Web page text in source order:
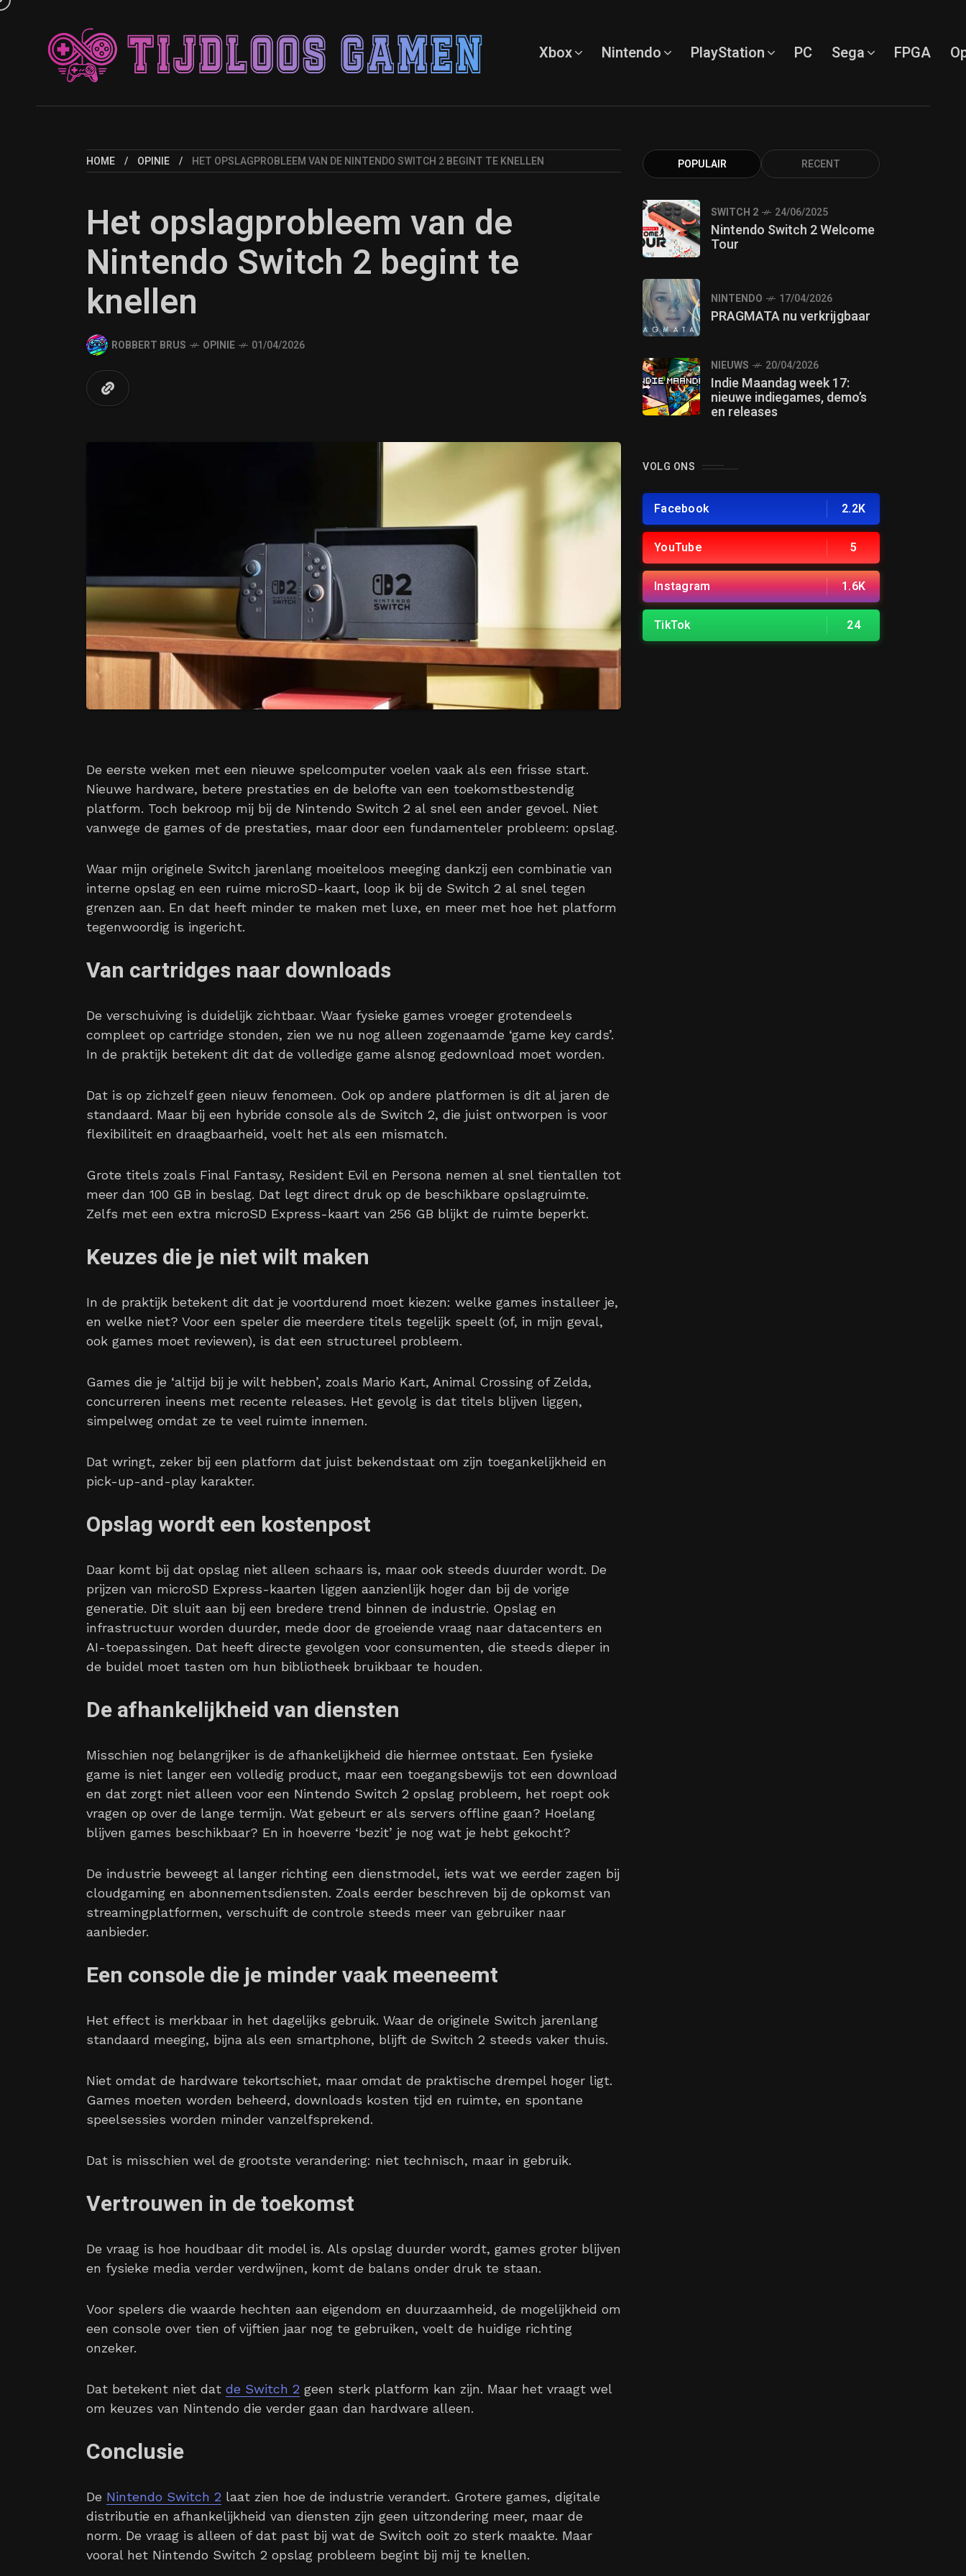
Xbox Nintendo PlayStation PC Sega FPGA
HOME OPINIE HET OPSLAGPROBLEEM VAN DE NINTENDO SWITCH 2 BEGINT TE KNELLEN
Het opslagprobleem van de
Nintendo Switch 2 begint te
knellen
ROBBERT BRUS OPINIE 01/04/2026
De eerste weken met een nieuwe spelcomputer voelen vaak als een frisse start.
Nieuwe hardware, betere prestaties en de belofte van een toekomstbestendig
platform. Toch bekroop mij bij de Nintendo Switch 2 al snel een ander gevoel. Niet
vanwege de games of de prestaties, maar door een fundamenteler probleem: opslag.
Waar mijn originele Switch jarenlang moeiteloos meeging dankzij een combinatie van
interne opslag en een ruime microSD-kaart, loop ik bij de Switch 2 al snel tegen
grenzen aan. En dat heeft minder te maken met luxe, en meer met hoe het platform
tegenwoordig is ingericht.
Van cartridges naar downloads
De verschuiving is duidelijk zichtbaar. Waar fysieke games vroeger grotendeels
compleet op cartridge stonden, zien we nu nog alleen zogenaamde ‘game key cards’.
In de praktijk betekent dit dat de volledige game alsnog gedownload moet worden.
Dat is op zichzelf geen nieuw fenomeen. Ook op andere platformen is dit al jaren de
standaard. Maar bij een hybride console als de Switch 2, die juist ontworpen is voor
flexibiliteit en draagbaarheid, voelt het als een mismatch.
Grote titels zoals Final Fantasy, Resident Evil en Persona nemen al snel tientallen tot
meer dan 100 GB in beslag. Dat legt direct druk op de beschikbare opslagruimte.
Zelfs met een extra microSD Express-kaart van 256 GB blijkt de ruimte beperkt.
Keuzes die je niet wilt maken
In de praktijk betekent dit dat je voortdurend moet kiezen: welke games installeer je,
en welke niet? Voor een speler die meerdere titels tegelijk speelt (of, in mijn geval,
ook games moet reviewen), is dat een structureel probleem.
Games die je ‘altijd bij je wilt hebben’, zoals Mario Kart, Animal Crossing of Zelda,
concurreren ineens met recente releases. Het gevolg is dat titels blijven liggen,
simpelweg omdat ze te veel ruimte innemen.
Dat wringt, zeker bij een platform dat juist bekendstaat om zijn toegankelijkheid en
pick-up-and-play karakter.
Opslag wordt een kostenpost
Daar komt bij dat opslag niet alleen schaars is, maar ook steeds duurder wordt. De
prijzen van microSD Express-kaarten liggen aanzienlijk hoger dan bij de vorige
generatie. Dit sluit aan bij een bredere trend binnen de industrie. Opslag en
infrastructuur worden duurder, mede door de groeiende vraag naar datacenters en
AI-toepassingen. Dat heeft directe gevolgen voor consumenten, die steeds dieper in
de buidel moet tasten om hun bibliotheek bruikbaar te houden.
De afhankelijkheid van diensten
Misschien nog belangrijker is de afhankelijkheid die hiermee ontstaat. Een fysieke
game is niet langer een volledig product, maar een toegangsbewijs tot een download
en dat zorgt niet alleen voor een Nintendo Switch 2 opslag probleem, het roept ook
vragen op over de lange termijn. Wat gebeurt er als servers offline gaan? Hoelang
blijven games beschikbaar? En in hoeverre ‘bezit’ je nog wat je hebt gekocht?
De industrie beweegt al langer richting een dienstmodel, iets wat we eerder zagen bij
cloudgaming en abonnementsdiensten. Zoals eerder beschreven bij de opkomst van
streamingplatformen, verschuift de controle steeds meer van gebruiker naar
aanbieder.
Een console die je minder vaak meeneemt
Het effect is merkbaar in het dagelijks gebruik. Waar de originele Switch jarenlang
standaard meeging, bijna als een smartphone, blijft de Switch 2 steeds vaker thuis.
Niet omdat de hardware tekortschiet, maar omdat de praktische drempel hoger ligt.
Games moeten worden beheerd, downloads kosten tijd en ruimte, en spontane
speelsessies worden minder vanzelfsprekend.
Dat is misschien wel de grootste verandering: niet technisch, maar in gebruik.
Vertrouwen in de toekomst
De vraag is hoe houdbaar dit model is. Als opslag duurder wordt, games groter blijven
en fysieke media verder verdwijnen, komt de balans onder druk te staan.
Voor spelers die waarde hechten aan eigendom en duurzaamheid, de mogelijkheid om
een console over tien of vijftien jaar nog te gebruiken, voelt de huidige richting
onzeker.
Dat betekent niet dat de Switch 2 geen sterk platform kan zijn. Maar het vraagt wel
om keuzes van Nintendo die verder gaan dan hardware alleen.
Conclusie
De Nintendo Switch 2 laat zien hoe de industrie verandert. Grotere games, digitale
distributie en afhankelijkheid van diensten zijn geen uitzondering meer, maar de
norm. De vraag is alleen of dat past bij wat de Switch ooit zo sterk maakte. Maar
vooral het Nintendo Switch 2 opslag probleem begint bij mij te knellen.
POPULAIR RECENT
SWITCH 2 24/06/2025
Nintendo Switch 2 Welcome
Tour
NINTENDO 17/04/2026
PRAGMATA nu verkrijgbaar
NIEUWS 20/04/2026
Indie Maandag week 17:
nieuwe indiegames, demo’s
en releases
VOLG ONS
Facebook 2.2K
YouTube 5
Instagram 1.6K
TikTok 24